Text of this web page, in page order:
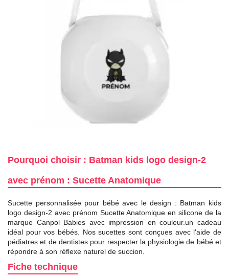
Pourquoi choisir : Batman kids logo design-2
avec prénom : Sucette Anatomique
Sucette personnalisée pour bébé avec le design : Batman kids
logo design-2 avec prénom Sucette Anatomique en silicone de la
marque Canpol Babies avec impression en couleur.un cadeau
idéal pour vos bébés. Nos sucettes sont conçues avec l'aide de
pédiatres et de dentistes pour respecter la physiologie de bébé et
répondre à son réflexe naturel de succion.
Fiche technique